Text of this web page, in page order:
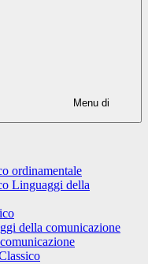
Menu di
ordinamentale
Linguaggi della
della comunicazione